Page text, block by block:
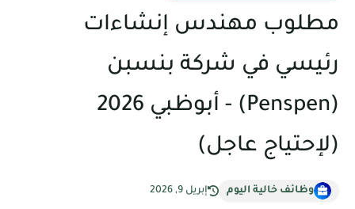
مطلوب مهندس إنشاءات
رئيسي في شركة بنسبن
(Penspen) - أبوظبي 2026
(لإحتياج عاجل)
وظائف خالية اليوم إبريل 9, 2026